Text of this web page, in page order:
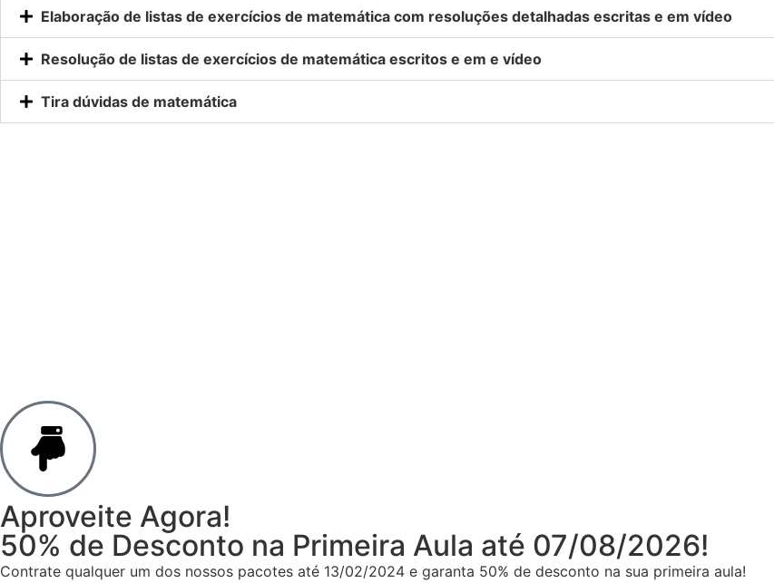
Elaboração de listas de exercícios de matemática com resoluções detalhadas escritas e em vídeo
Resolução de listas de exercícios de matemática escritos e em e vídeo
Tira dúvidas de matemática
Aproveite Agora!
50% de Desconto na Primeira Aula até 07/08/2026!
Contrate qualquer um dos nossos pacotes até 13/02/2024 e garanta 50% de desconto na sua primeira aula!